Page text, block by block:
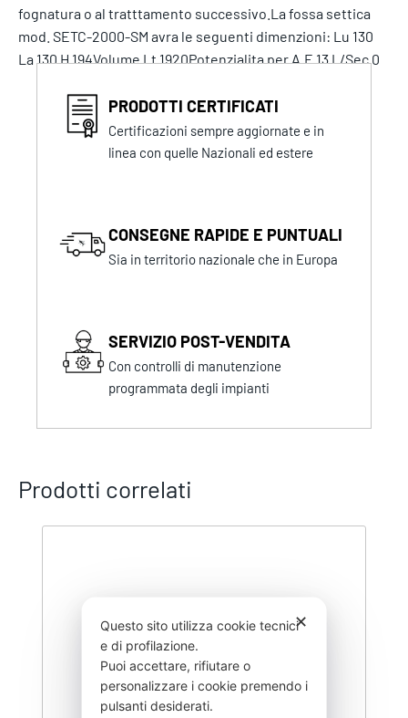
fognatura o al tratttamento successivo.La fossa settica
mod. SETC-2000-SM avra le seguenti dimenzioni: Lu 130
La 130 H 194Volume Lt 1920Potenzialita per A.E 13 L/Sec 0
PRODOTTI CERTIFICATI
Certificazioni sempre aggiornate e in
linea con quelle Nazionali ed estere
CONSEGNE RAPIDE E PUNTUALI
Sia in territorio nazionale che in Europa
SERVIZIO POST-VENDITA
Con controlli di manutenzione
programmata degli impianti
Prodotti correlati
✕
Questo sito utilizza cookie tecnici
e di profilazione.
Puoi accettare, rifiutare o
personalizzare i cookie premendo i
pulsanti desiderati.